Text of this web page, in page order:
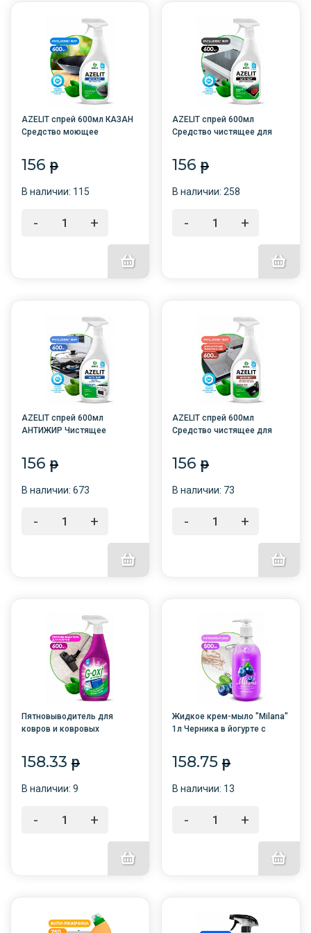
AZELIT спрей 600мл КАЗАН
Средство моющее
156 p
В наличии: 115
- +
AZELIT спрей 600мл
Средство чистящее для
/8/GRASS/
156p
В наличии: 258
- +
AZELIT спрей 600мл
АНТИЖИР Чистящее
/8/768/GRASS
156 p
В наличии: 673
- +
AZELIT спрей 600мл
Средство чистящее для
натурального /8/GRASS/
156p
В наличии: 73
- +
Пятновыводитель для
ковров и ковровых
эффектом G-oxi 600мл
спрей /12/GRASS/
158.33 p
В наличии: 9
- +
Жидкое крем-мыло "Milana"
1л Черника в йогурте с
АКЦИЯ
158.75p
В наличии: 13
- +